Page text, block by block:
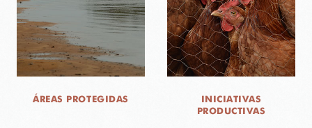
ÁREAS PROTEGIDAS
INICIATIVAS
PRODUCTIVAS